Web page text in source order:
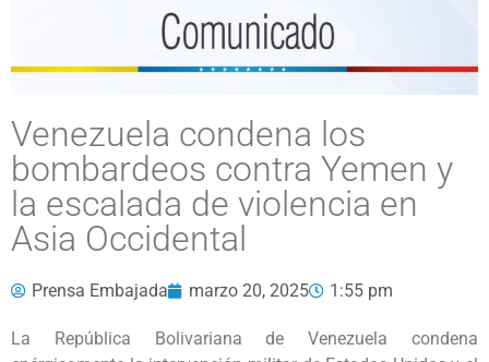
Venezuela condena los
bombardeos contra Yemen y
la escalada de violencia en
Asia Occidental
Prensa Embajada marzo 20, 2025 1:55 pm
La República Bolivariana de Venezuela condena